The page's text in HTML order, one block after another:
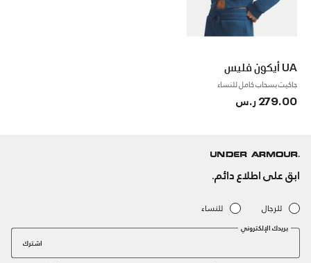
UA أيكون فليس
جاكيت بسحاب كامل للنساء
279.00 ر.س
ابق على اطلاع دائم.
للرجال للنساء
بريدك الإلكتروني
اشترك